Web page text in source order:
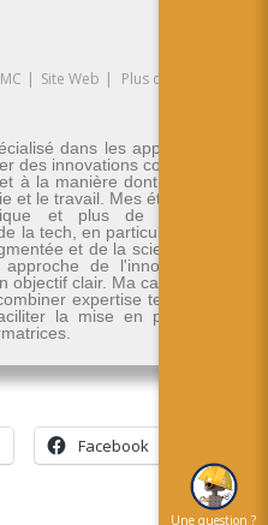
| Site Web |
Plus de
dans les applications
des innovations concrètes.
à la manière dont on peut
et le travail. Mes études en
et plus de 30 ans
la tech, en particulier dans
et de la science des
de l'innovation -
clair. Ma carrière se
expertise technique
la mise en place de
Facebook
Une question ?